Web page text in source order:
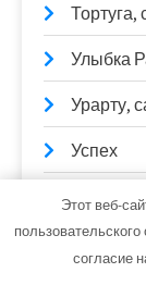
Тортуга,
Улыбка
Урарту,
Успех
Феникс,
Этот веб-
согласие